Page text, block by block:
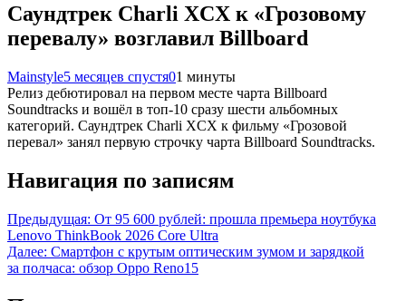
Саундтрек Charli XCX к «Грозовому
перевалу» возглавил Billboard
Mainstyle5 месяцев спустя01 минуты
Релиз дебютировал на первом месте чарта Billboard
Soundtracks и вошёл в топ-10 сразу шести альбомных
категорий. Саундтрек Charli XCX к фильму «Грозовой
перевал» занял первую строчку чарта Billboard Soundtracks.
Навигация по записям
Предыдущая: От 95 600 рублей: прошла премьера ноутбука
Lenovo ThinkBook 2026 Core Ultra
Далее: Смартфон с крутым оптическим зумом и зарядкой
за полчаса: обзор Oppo Reno15